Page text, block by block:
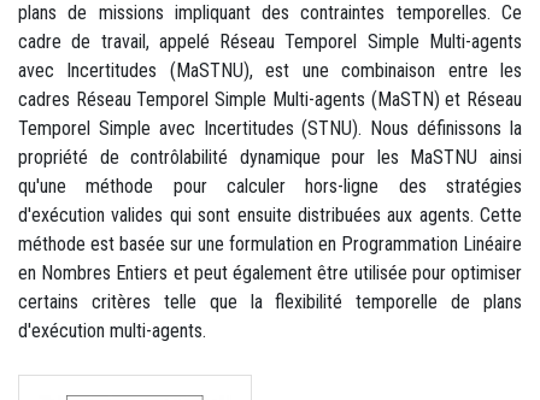
plans de missions impliquant des contraintes temporelles. Ce
cadre de travail, appelé Réseau Temporel Simple Multi-agents
avec Incertitudes (MaSTNU), est une combinaison entre les
cadres Réseau Temporel Simple Multi-agents (MaSTN) et Réseau
Temporel Simple avec Incertitudes (STNU). Nous définissons la
propriété de contrôlabilité dynamique pour les MaSTNU ainsi
qu'une méthode pour calculer hors-ligne des stratégies
d'exécution valides qui sont ensuite distribuées aux agents. Cette
méthode est basée sur une formulation en Programmation Linéaire
en Nombres Entiers et peut également être utilisée pour optimiser
certains critères telle que la flexibilité temporelle de plans
d'exécution multi-agents.